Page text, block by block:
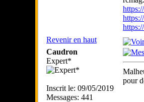
Revenir en haut
Caudron
Expert*
Inscrit le: 09/05/2019
Messages: 441
pour